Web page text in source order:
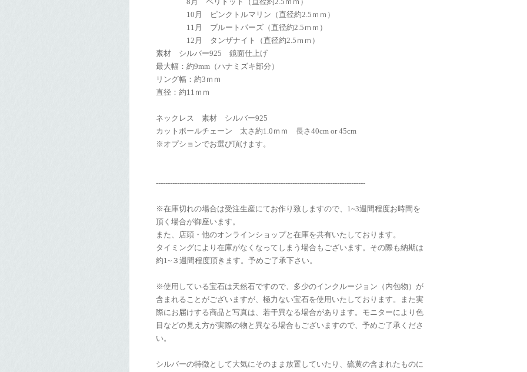
10月 ピンクトルマリン（直径約2.5ｍｍ）
11月 ブルートパーズ（直径約2.5ｍｍ）
12月 タンザナイト（直径約2.5ｍｍ）
素材 シルバー925 鏡面仕上げ
最大幅：約9mm（ハナミズキ部分）
リング幅：約3ｍｍ
直径：約11ｍｍ
ネックレス 素材 シルバー925
カットボールチェーン 太さ約1.0ｍｍ 長さ40cm or 45cm
※オプションでお選び頂けます。
-----------------------------------------------------------------------------------------
※在庫切れの場合は受注生産にてお作り致しますので、1~3週間程度お時間を
頂く場合が御座います。
また、店頭・他のオンラインショップと在庫を共有いたしております。
タイミングにより在庫がなくなってしまう場合もございます。その際も納期は
約1~３週間程度頂きます。予めご了承下さい。
※使用している宝石は天然石ですので、多少のインクルージョン（内包物）が
含まれることがございますが、極力ない宝石を使用いたしております。また実
際にお届けする商品と写真は、若干異なる場合があります。モニターにより色
目などの見え方が実際の物と異なる場合もございますので、予めご了承くださ
い。
シルバーの特徴として大気にそのまま放置していたり、硫黄の含まれたものに